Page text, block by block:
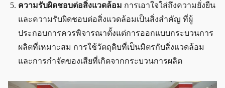
ความรับผิดชอบต่อสิ่งแวดล้อม การเอาใจใส่ถึงความยั่งยืน
และความรับผิดชอบต่อสิ่งแวดล้อมเป็นสิ่งสำคัญ ที่ผู้
ประกอบการควรพิจารณาตั้งแต่การออกแบบกระบวนการ
ผลิตที่เหมาะสม การใช้วัตถุดิบที่เป็นมิตรกับสิ่งแวดล้อม
และการกำจัดของเสียที่เกิดจากกระบวนการผลิต